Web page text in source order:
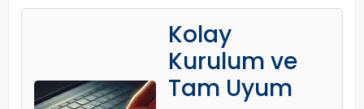
Kolay
Kurulum ve
Tam Uyum